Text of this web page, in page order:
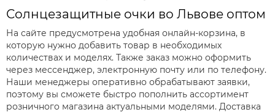
Солнцезащитные очки во Львове оптом
На сайте предусмотрена удобная онлайн-корзина, в
которую нужно добавить товар в необходимых
количествах и моделях. Также заказ можно оформить
через мессенджер, электронную почту или по телефону.
Наши менеджеры оперативно обрабатывают заявки,
поэтому вы сможете быстро пополнить ассортимент
розничного магазина актуальными моделями. Доставка